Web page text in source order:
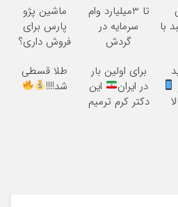
با
تا 3میلیارد وام
سرمایه در
گردش
فروشگاهت رو
ثبت کن
ماشین پژو
پارس برای
فروش داری؟
بفروشش
برای اولین بار
در ایران
این
دکتر کرم ترمیم
طلا قسطی
شد!!!!